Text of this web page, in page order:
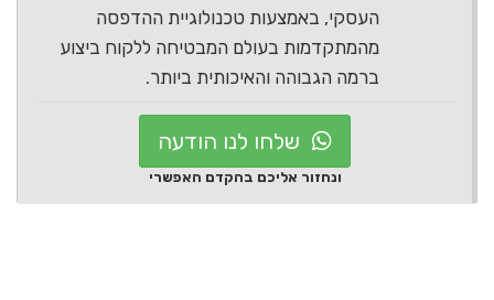
העסקי, באמצעות טכנולוגיית ההדפסה
מהמתקדמות בעולם המבטיחה ללקוח ביצוע
ברמה הגבוהה והאיכותית ביותר.
שלחו לנו הודעה
ונחזור אליכם בהקדם האפשרי